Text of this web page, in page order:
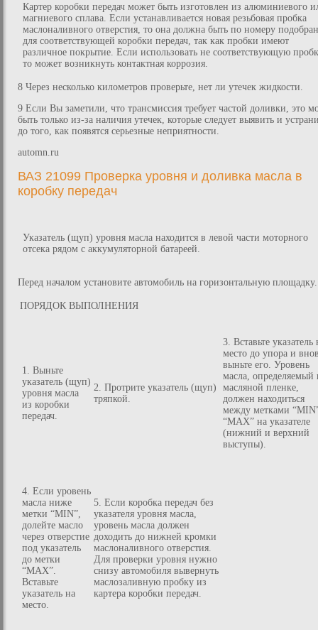
Картер коробки передач может быть изготовлен из алюминиевого
магниевого сплава. Если устанавливается новая резьбовая пробка
маслоналивного отверстия, то она должна быть по номеру
для соответствующей коробки передач, так как пробки имеют
различное покрытие. Если использовать не соответствующую
то может возникнуть контактная коррозия.
8 Через несколько километров проверьте, нет ли утечек жидкости.
9 Если Вы заметили, что трансмиссия требует частой доливки, это
быть только из-за наличия утечек, которые следует выявить и
до того, как появятся серьезные неприятности.
automn.ru
ВАЗ 21099 Проверка уровня и доливка масла в
коробку передач
Указатель (щуп) уровня масла находится в левой части моторного
отсека рядом с аккумуляторной батареей.
Перед началом установите автомобиль на горизонтальную площадку.
ПОРЯДОК ВЫПОЛНЕНИЯ
1. Выньте
указатель (щуп)
уровня масла
из коробки
передач.
2. Протрите указатель (щуп)
тряпкой.
3. Вставьте указатель
место до упора и
выньте его. Уровень
масла, определяемый
масляной пленке,
должен находиться
между метками
“MAX” на указателе
(нижний и верхний
выступы).
4. Если уровень
масла ниже
метки “MIN”,
долейте масло
через отверстие
под указатель
до метки
“MAX”.
Вставьте
указатель на
место.
5. Если коробка передач без
указателя уровня масла,
уровень масла должен
доходить до нижней кромки
маслоналивного отверстия.
Для проверки уровня нужно
снизу автомобиля вывернуть
маслозаливную пробку из
картера коробки передач.